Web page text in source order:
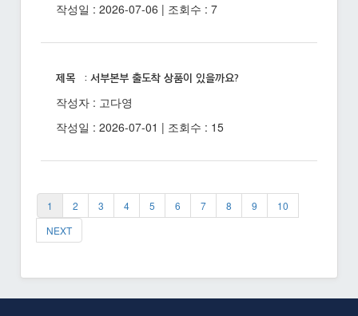
작성일 : 2026-07-06 | 조회수 : 7
제목 : 서부본부 출도착 상품이 있을까요?
작성자 : 고다영
작성일 : 2026-07-01 | 조회수 : 15
1 2 3 4 5 6 7 8 9
10
NEXT